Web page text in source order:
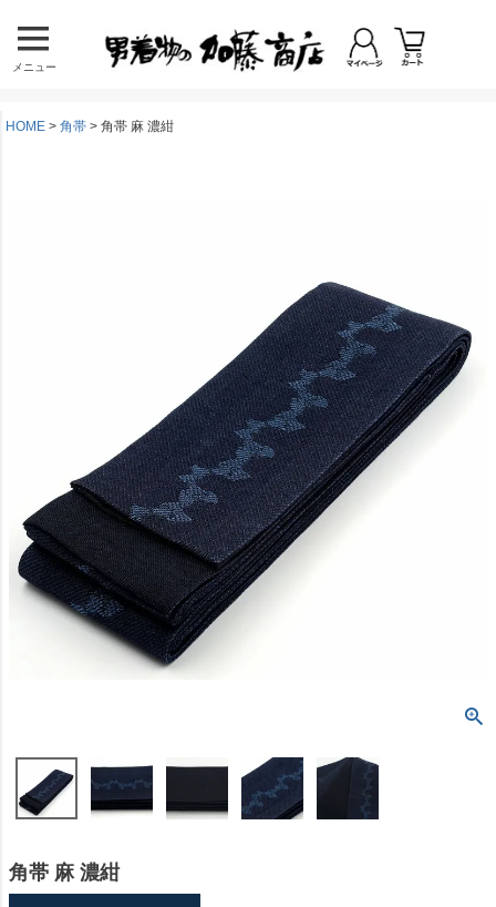
メニュー
HOME 角帯 角帯 麻 濃紺
角帯 麻 濃紺